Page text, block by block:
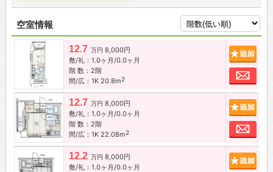
空室情報
12.7 万円 8,000円
敷/礼：1.0ヶ月/0.0ヶ月
階 数：2階
間/広：1K 20.8m2
お
12.7 万円 8,000円
敷/礼：1.0ヶ月/0.0ヶ月
階 数：2階
間/広：1K 22.08m2
お
12.2 万円 8,000円
敷/礼：1.0ヶ月/0.0ヶ月